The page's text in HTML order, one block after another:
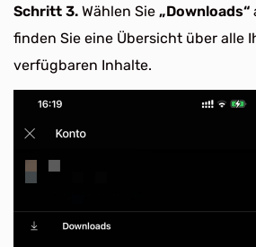
Schritt 3. Wählen Sie „Downloads“
finden Sie eine Übersicht über alle
verfügbaren Inhalte.